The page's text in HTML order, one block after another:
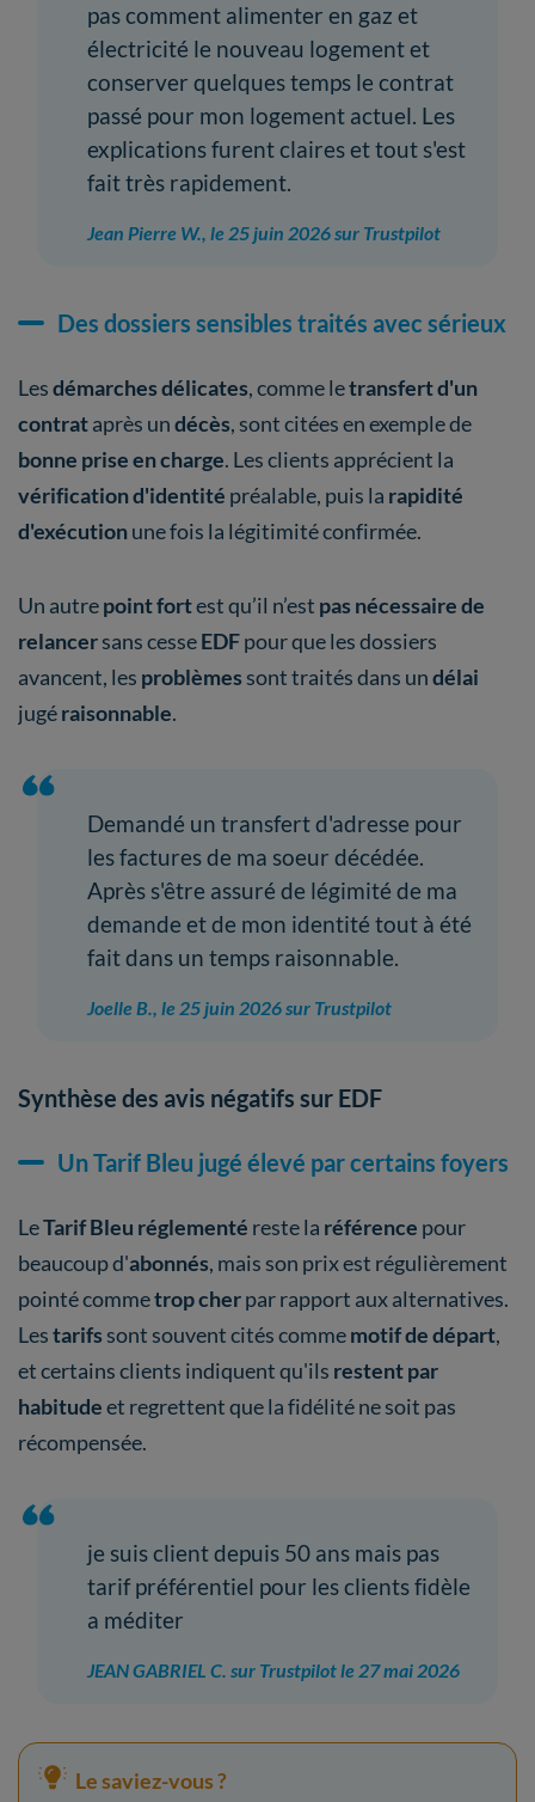
pas comment alimenter en gaz et
électricité le nouveau logement et
conserver quelques temps le contrat
passé pour mon logement actuel. Les
explications furent claires et tout s'est
fait très rapidement.
Jean Pierre W., le 25 juin 2026 sur Trustpilot
Des dossiers sensibles traités avec sérieux
Lesdémarches délicates, comme letransfert d'un
contrataprès undécès, sont citées en exemple de
bonne prise en charge. Les clients apprécient la
vérification d'identité préalable, puis la rapidité
d'exécutionune fois la légitimité confirmée.
Un autrepoint fortest qu’il n’est pas nécessaire de
relancersans cesseEDFpour que les dossiers
avancent, les problèmes sont traités dans undélai
jugéraisonnable.
Demandé un transfert d'adresse pour
les factures de ma soeur décédée.
Après s'être assuré de légimité de ma
demande et de mon identité tout à été
fait dans un temps raisonnable.
Joelle B., le 25 juin 2026 sur Trustpilot
Synthèse des avis négatifs sur EDF
Un Tarif Bleu jugé élevé par certains foyers
LeTarif Bleu réglementé reste la référence pour
beaucoup d'abonnés, mais son prix est régulièrement
pointé commetrop cherpar rapport aux alternatives.
Lestarifs sont souvent cités commemotif de départ,
et certains clients indiquent qu'ils restent par
habitudeet regrettent que la fidélité ne soit pas
récompensée.
je suis client depuis 50 ans mais pas
tarif préférentiel pour les clients fidèle
a méditer
JEAN GABRIEL C. sur Trustpilot le 27 mai 2026
Le saviez-vous ?